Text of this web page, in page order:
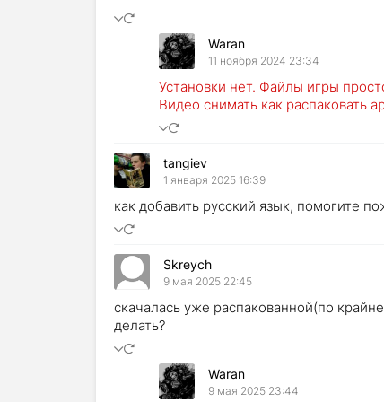
Waran
11 ноября 2024 23:34
Установки нет. Файлы игры
Видео снимать как распаковать
tangiev
1 января 2025 16:39
как добавить русский язык, помогите
Skreych
9 мая 2025 22:45
скачалась уже распакованной(по
делать?
Waran
9 мая 2025 23:44